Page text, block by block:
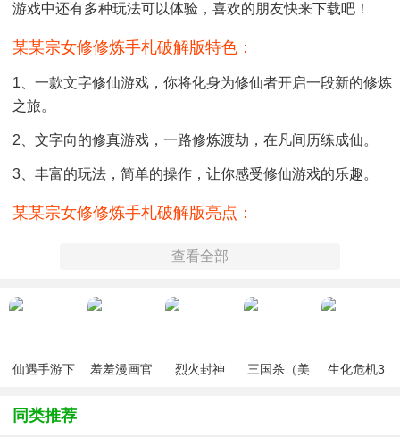
游戏中还有多种玩法可以体验，喜欢的朋友快来下载吧！
某某宗女修修炼手札破解版特色：
1、一款文字修仙游戏，你将化身为修仙者开启一段新的修炼
之旅。
2、文字向的修真游戏，一路修炼渡劫，在凡间历练成仙。
3、丰富的玩法，简单的操作，让你感受修仙游戏的乐趣。
某某宗女修修炼手札破解版亮点：
1、游戏采用文字叙述的方式展开，丰富的剧情故事，丰富的
2、简单的操作方式，还有各种不同的修仙玩法，带来更多乐
3、丰富的文字内容，各种不同的故事情节，带来全新的体
某某宗女修修炼手抄破解版优势：
查看全部
仙遇手游下
羞羞漫画官
烈火封神
三国杀（美
生化危机3
同类推荐